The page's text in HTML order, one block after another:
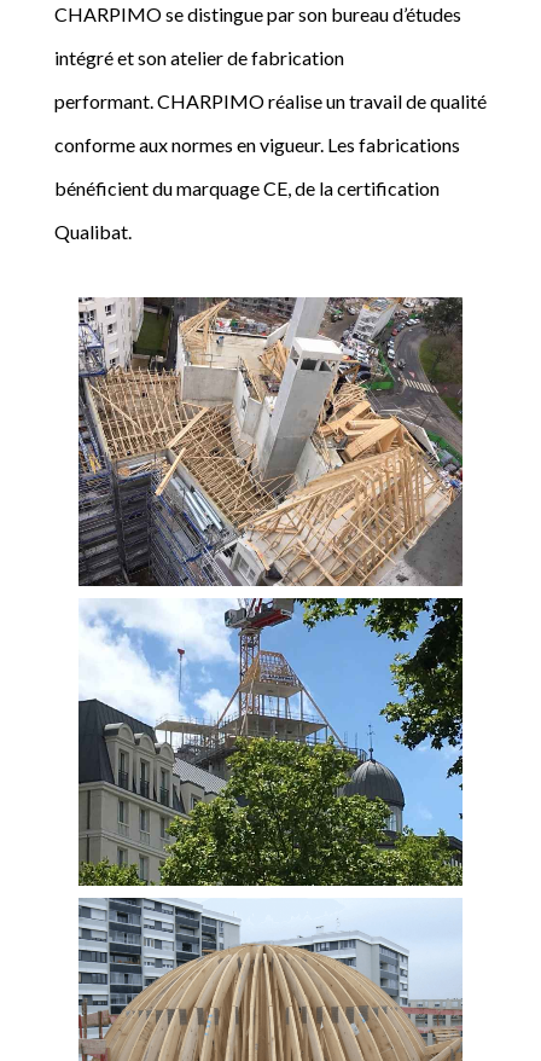
CHARPIMO se distingue par son bureau d’études
intégré et son atelier de fabrication
performant. CHARPIMO réalise un travail de qualité
conforme aux normes en vigueur. Les fabrications
bénéficient du marquage CE, de la certification
Qualibat.